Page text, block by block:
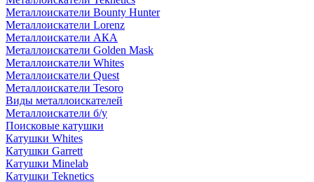
Металлоискатели Bounty Hunter
Металлоискатели Lorenz
Металлоискатели АКА
Металлоискатели Golden Mask
Металлоискатели Whites
Металлоискатели Quest
Металлоискатели Tesoro
Виды металлоискателей
Металлоискатели б/у
Поисковые катушки
Катушки Whites
Катушки Garrett
Катушки Minelab
Катушки Teknetics